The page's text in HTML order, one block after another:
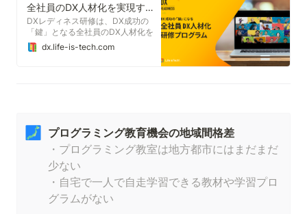
全社員のDX人材化を実現する研修プログラム
DXレディネス研修は、DX成功の
「鍵」となる全社員のDX人材化を
実現する研修プログラムです。講義
だけでなく実技も伴ったプログラム
dx.life-is-tech.com
🗾
プログラミング教育機会の地域間格差
・プログラミング教室は地方都市にはまだまだ
少ない
・自宅で一人で自走学習できる教材や学習プロ
グラムがない